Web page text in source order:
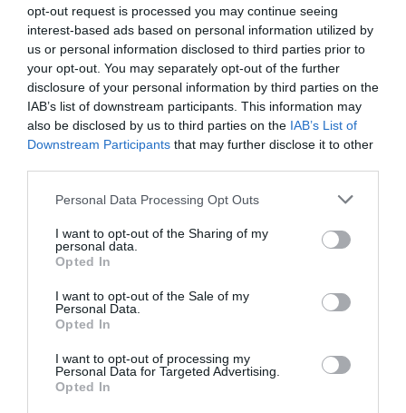
opt-out request is processed you may continue seeing
interest-based ads based on personal information utilized by
us or personal information disclosed to third parties prior to
your opt-out. You may separately opt-out of the further
disclosure of your personal information by third parties on the
IAB’s list of downstream participants. This information may
also be disclosed by us to third parties on the IAB’s List of
Downstream Participants that may further disclose it to other
Personal Data Processing Opt Outs
I want to opt-out of the Sharing of my
personal data.
Opted In
I want to opt-out of the Sale of my
Personal Data.
Opted In
I want to opt-out of processing my
Personal Data for Targeted Advertising.
Opted In
La UE, el presidente de la República y el
Meloni
JOSÉ ANTONIO GÓMEZ30/09/2022
Tal y como analizamos en Diario Sabemos, Giorgia
Meloni ganó las elecciones por culpa del fracaso tanto